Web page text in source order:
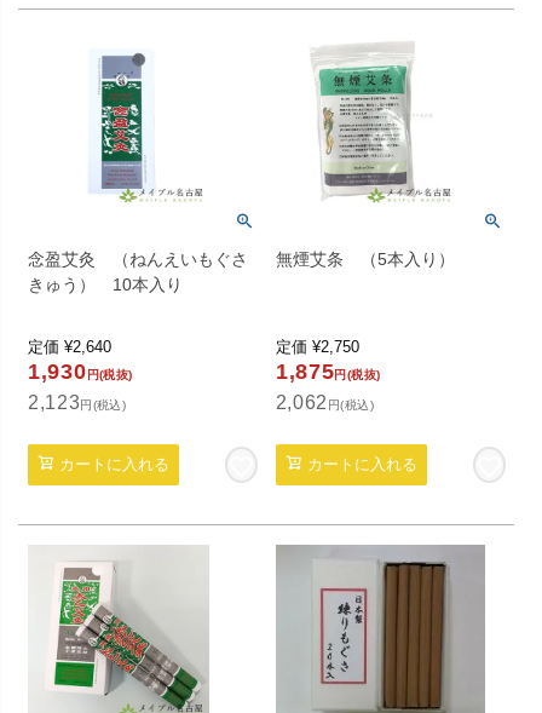
念盈艾灸 （ねんえいもぐさ
きゅう） 10本入り
定価 ¥2,640
1,930 円(税抜)
2,123円(税込)
カートに入れる
無煙艾条 （5本入り）
定価 ¥2,750
1,875円(税抜)
2,062 円(税込)
カートに入れる